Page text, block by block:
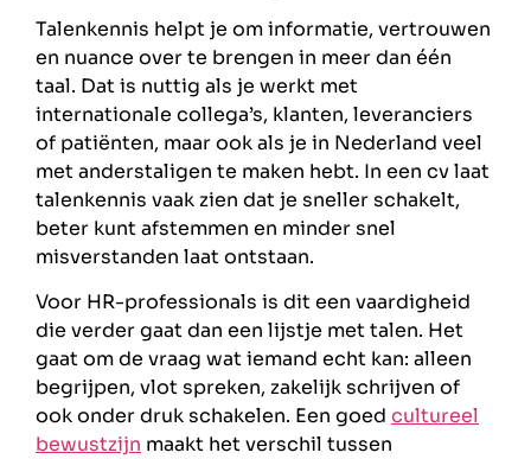
Talenkennis helpt je om informatie, vertrouwen
en nuance over te brengen in meer dan één
taal. Dat is nuttig als je werkt met
internationale collega’s, klanten, leveranciers
of patiënten, maar ook als je in Nederland veel
met anderstaligen te maken hebt. In een cv laat
talenkennis vaak zien dat je sneller schakelt,
beter kunt afstemmen en minder snel
misverstanden laat ontstaan.
Voor HR-professionals is dit een vaardigheid
die verder gaat dan een lijstje met talen. Het
gaat om de vraag wat iemand echt kan: alleen
begrijpen, vlot spreken, zakelijk schrijven of
ook onder druk schakelen. Een goed cultureel
bewustzijn maakt het verschil tussen